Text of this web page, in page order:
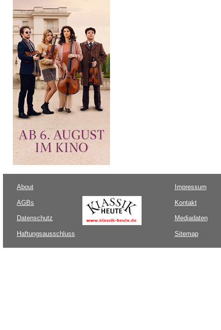
About
AGBs
Datenschutz
Haftungsausschluss
Impressum
Kontakt
Mediadaten
Sitemap